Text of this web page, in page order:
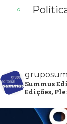
Summus
Edições,